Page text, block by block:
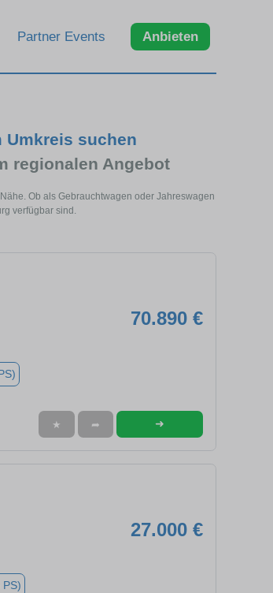
Partner Events Anbieten
Umkreis suchen
regionalen Angebot
Ob als Gebrauchtwagen oder Jahreswagen
verfügbar sind.
70.890 €
★ ➦ ➜
27.000 €